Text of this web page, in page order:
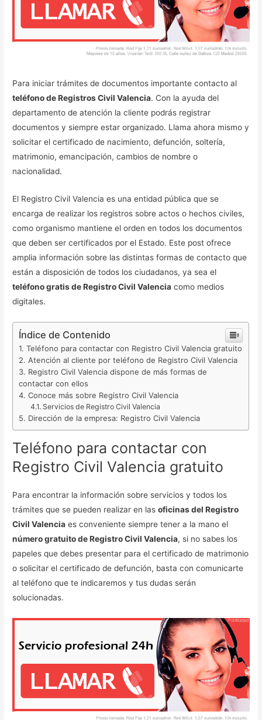
Para iniciar trámites de documentos importante contacto al
teléfono de Registros Civil Valencia. Con la ayuda del
departamento de atención la cliente podrás registrar
documentos y siempre estar organizado. Llama ahora mismo y
solicitar el certificado de nacimiento, defunción, soltería,
matrimonio, emancipación, cambios de nombre o
nacionalidad.
El Registro Civil Valencia es una entidad pública que se
encarga de realizar los registros sobre actos o hechos civiles,
como organismo mantiene el orden en todos los documentos
que deben ser certificados por el Estado. Este post ofrece
amplia información sobre las distintas formas de contacto que
están a disposición de todos los ciudadanos, ya sea el
teléfono gratis de Registro Civil Valencia como medios
digitales.
Índice de Contenido
Teléfono para contactar con Registro Civil Valencia gratuito
Atención al cliente por teléfono de Registro Civil Valencia
Registro Civil Valencia dispone de más formas de
contactar con ellos
Conoce más sobre Registro Civil Valencia
Servicios de Registro Civil Valencia
Dirección de la empresa: Registro Civil Valencia
Teléfono para contactar con
Registro Civil Valencia gratuito
Para encontrar la información sobre servicios y todos los
trámites que se pueden realizar en lasoficinas del Registro
Civil Valencia es conveniente siempre tener a la mano el
número gratuito de Registro Civil Valencia, si no sabes los
papeles que debes presentar para el certificado de matrimonio
o solicitar el certificado de defunción, basta con comunicarte
al teléfono que te indicaremos y tus dudas serán
solucionadas.